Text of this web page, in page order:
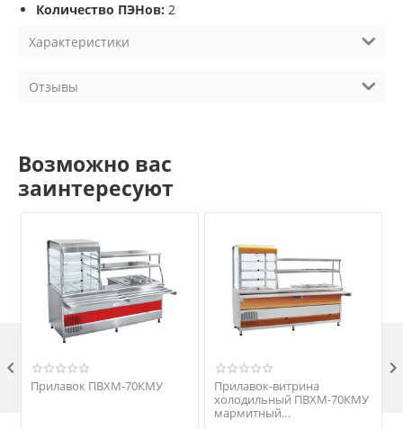
Количество ПЭНов: 2
Характеристики
Отзывы
Возможно вас
заинтересуют
Прилавок ПВХМ-70КМУ
Прилавок-витрина
холодильный ПВХМ-70КМУ
мармитный
 